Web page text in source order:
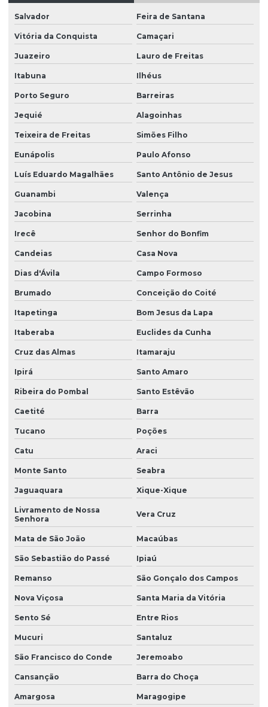
Empresa de consultoria ambiental
Empresa de consultoria ambiental na bahia
Empresa de consultoria ambiental em vitória da conquista
Empresa de consultoria em educação ambiental
Empresa de consultoria florestal
Empresa de educação ambiental
Empresa de educação ambiental em vitória da conquista
Empresa especializada em consultoria ambiental
Empresa de estudos ambientais
Empresa de estudos meio ambiente
Empresa de georreferenciamento na bahia
Empresa de georreferenciamento em vitória da conquista
Empresa de inventário florestal em vitória da conquista
Empresa de licenciamento ambiental
Empresa licenciamento ambiental bahia
Empresa de monitoramento ambiental
Empresa de monitoramento ambiental na bahia
Empresa de monitoramento ambiental após licença
Empresa de outorga
Empresa de outorga na bahia
Empresa prestadora de serviços ambientais
Empresa de projetos socioambientais
Empresa que faz acompanhamento de condicionantes ambientais
Empresa que faz acompanhamento técnico de licenças
ambientais
Empresa que faz consultoria em educação ambiental
Empresa que faz monitoramento ambiental após licença
Empresa de recuperação de áreas degradadas
Empresa de recuperação de áreas degradadas na bahia
Empresas de consultoria em meio ambiente
Empresas de georreferenciamento de imóveis rurais
Salvador Feira de Santana
Vitória da Conquista Camaçari
Juazeiro Lauro de Freitas
Itabuna Ilhéus
Porto Seguro Barreiras
Jequié Alagoinhas
Teixeira de Freitas Simões Filho
Eunápolis Paulo Afonso
Luís Eduardo Magalhães Santo Antônio de Jesus
Guanambi Valença
Jacobina Serrinha
Irecê Senhor do Bonfim
Candeias Casa Nova
Dias d'Ávila Campo Formoso
Brumado Conceição do Coité
Itapetinga Bom Jesus da Lapa
Itaberaba Euclides da Cunha
Cruz das Almas Itamaraju
Ipirá Santo Amaro
Ribeira do Pombal Santo Estêvão
Caetité Barra
Tucano Poções
Catu Araci
Monte Santo Seabra
Jaguaquara Xique-Xique
Livramento de Nossa
Senhora
Vera Cruz
Mata de São João Macaúbas
São Sebastião do Passé Ipiaú
Remanso São Gonçalo dos Campos
Nova Viçosa Santa Maria da Vitória
Sento Sé Entre Rios
Mucuri Santaluz
São Francisco do Conde Jeremoabo
Cansanção Barra do Choça
Amargosa Maragogipe